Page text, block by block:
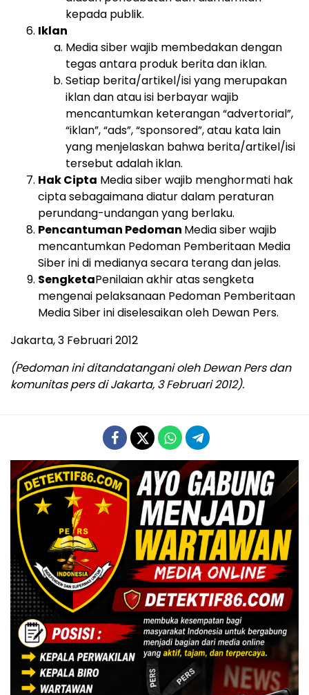
kepada publik.
Iklan
Media siber wajib membedakan dengan
tegas antara produk berita dan iklan.
Setiap berita/artikel/isi yang merupakan
iklan dan atau isi berbayar wajib
mencantumkan keterangan “advertorial”,
“iklan”, “ads”, “sponsored”, atau kata lain
yang menjelaskan bahwa berita/artikel/isi
tersebut adalah iklan.
Hak Cipta Media siber wajib menghormati hak
cipta sebagaimana diatur dalam peraturan
perundang-undangan yang berlaku.
Pencantuman Pedoman Media siber wajib
mencantumkan Pedoman Pemberitaan Media
Siber ini di medianya secara terang dan jelas.
SengketaPenilaian akhir atas sengketa
mengenai pelaksanaan Pedoman Pemberitaan
Media Siber ini diselesaikan oleh Dewan Pers.
Jakarta, 3 Februari 2012
(Pedoman ini ditandatangani oleh Dewan Pers dan
komunitas pers di Jakarta, 3 Februari 2012).